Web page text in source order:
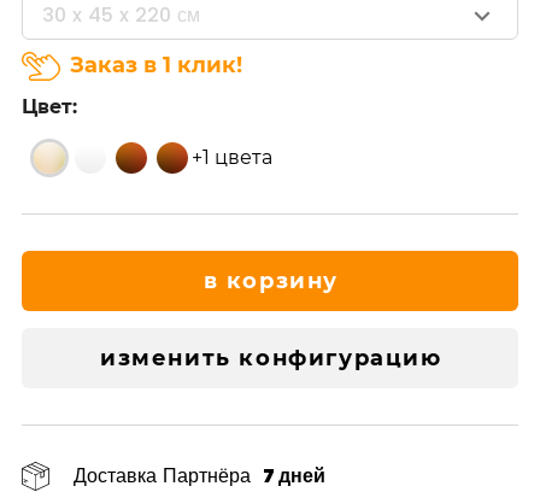
30 x 45 x 220 см
Заказ в 1 клик!
Цвет:
+1 цвета
в корзину
изменить конфигурацию
Доставка Партнёра 7 дней